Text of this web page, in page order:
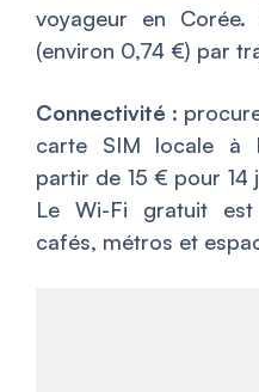
voyageur en Corée.
(environ 0,74 €) par
Connectivité :
carte SIM locale à
partir de 15 € pour 14
Le Wi-Fi gratuit
cafés, métros et